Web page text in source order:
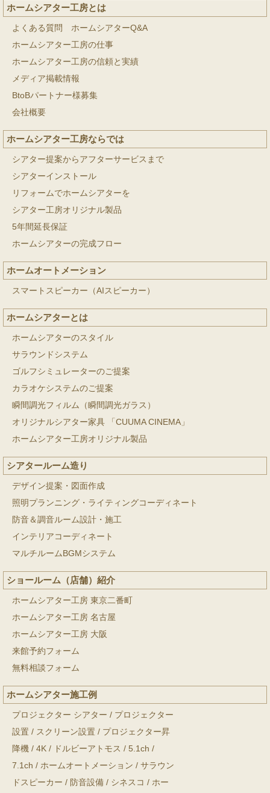
ホームシアター工房とは
よくある質問 ホームシアターQ&A
ホームシアター工房の仕事
ホームシアター工房の信頼と実績
メディア掲載情報
BtoBパートナー様募集
会社概要
ホームシアター工房ならでは
シアター提案からアフターサービスまで
シアターインストール
リフォームでホームシアターを
シアター工房オリジナル製品
5年間延長保証
ホームシアターの完成フロー
ホームオートメーション
スマートスピーカー（AIスピーカー）
ホームシアターとは
ホームシアターのスタイル
サラウンドシステム
ゴルフシミュレーターのご提案
カラオケシステムのご提案
瞬間調光フィルム（瞬間調光ガラス）
オリジナルシアター家具 「CUUMA CINEMA」
ホームシアター工房オリジナル製品
シアタールーム造り
デザイン提案・図面作成
照明プランニング・ライティングコーディネート
防音＆調音ルーム設計・施工
インテリアコーディネート
マルチルームBGMシステム
ショールーム（店舗）紹介
ホームシアター工房 東京二番町
ホームシアター工房 名古屋
ホームシアター工房 大阪
来館予約フォーム
無料相談フォーム
ホームシアター施工例
プロジェクター シアター / プロジェクター
設置 / スクリーン設置 / プロジェクター昇
降機 / 4K / ドルビーアトモス / 5.1ch /
7.1ch / ホームオートメーション / サラウン
ドスピーカー / 防音設備 / シネスコ / ホー